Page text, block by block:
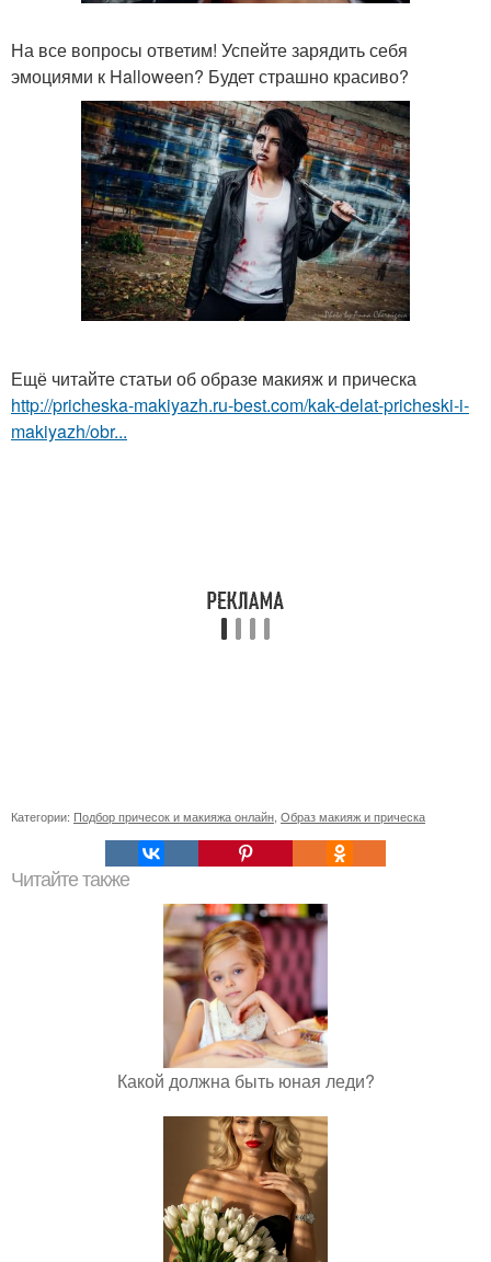
На все вопросы ответим! Успейте зарядить себя
эмоциями к Halloween? Будет страшно красиво?
Ещё читайте статьи об образе макияж и прическа
http://pricheska-makiyazh.ru-best.com/kak-delat-pricheski-i-
makiyazh/obr...
Категории: Подбор причесок и макияжа онлайн Образ макияж и прическа
Читайте также
Какой должна быть юная леди?